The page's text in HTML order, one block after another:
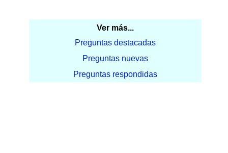
Ver más...
Preguntas destacadas
Preguntas nuevas
Preguntas respondidas